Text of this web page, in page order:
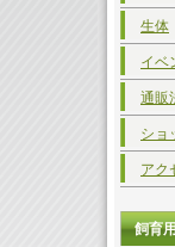
生体
イベ
通販
ショ
アク
飼育